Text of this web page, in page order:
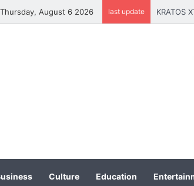
Thursday, August 6 2026 last update
Culture Education